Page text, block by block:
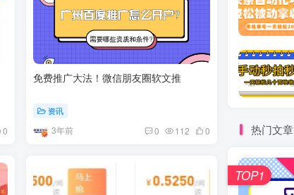
0
免费推广大法！微信朋友圈软文推
资讯
3年前 0 112 0 热门文章
TOP1